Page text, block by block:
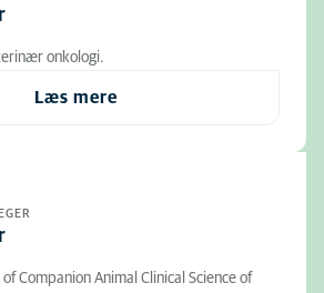
onkologi.
Læs mere
Companion Animal Clinical Science of